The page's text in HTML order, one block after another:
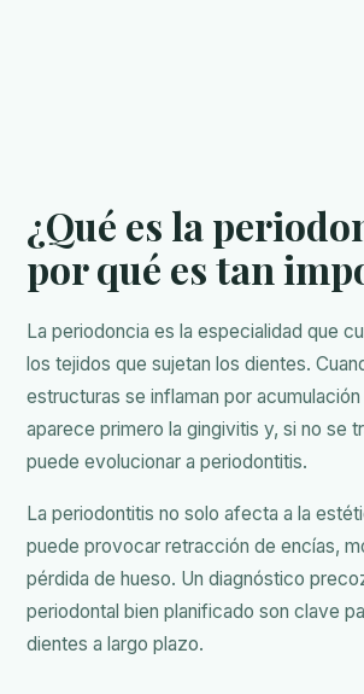
¿Qué es la
por qué es tan
La periodoncia es la especialidad que
los tejidos que sujetan los dientes.
estructuras se inflaman por
aparece primero la gingivitis y, si no se
puede evolucionar a periodontitis.
La periodontitis no solo afecta a la
puede provocar retracción de encías,
pérdida de hueso. Un diagnóstico
periodontal bien planificado son clave
dientes a largo plazo.